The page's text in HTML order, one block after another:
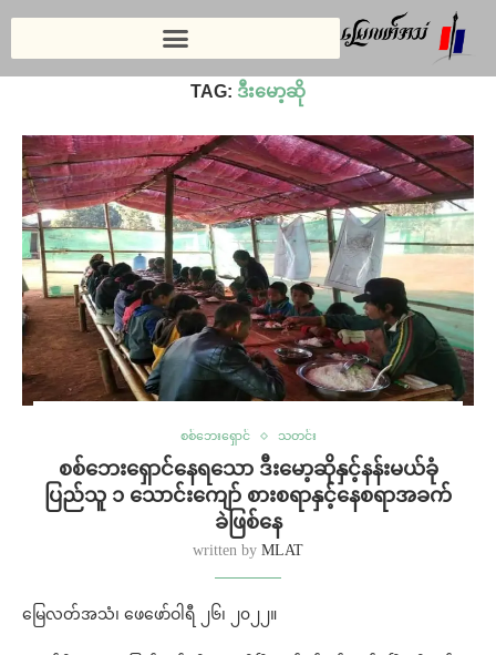
TAG: ဒီးမော့ဆို
စစ်ဘေးရှောင် သတင်း
စစ်ဘေးရှောင်နေရသော ဒီးမော့ဆိုနှင့်နန်းမယ်ခုံ
ပြည်သူ ၁ သောင်းကျော် စားစရာနှင့်နေစရာအခက်
ခဲဖြစ်နေ
written by MLAT
မြေလတ်အသံ၊‌ ဖေဖော်ဝါရီ ၂၆၊ ၂၀၂၂။